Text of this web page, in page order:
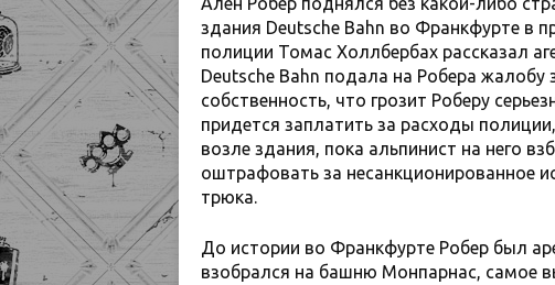
здания Deutsche Bahn во Франкфурте в
полиции Томас Холлбербах рассказал
Deutsche Bahn подала на Робера жалобу
собственность, что грозит Роберу
придется заплатить за расходы
возле здания, пока альпинист на него
оштрафовать за несанкционированное
трюка.
До истории во Франкфурте Робер был
взобрался на башню Монпарнас, самое